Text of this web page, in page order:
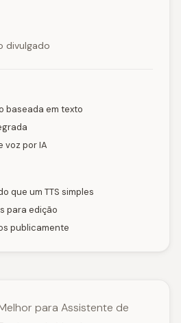
divulgado
baseada em texto
voz por IA
que um TTS simples
para edição
publicamente
para Assistente de